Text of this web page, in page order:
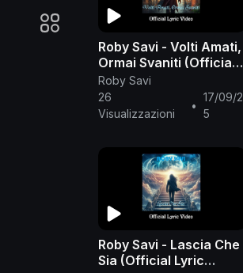
Roby Savi - Volti Amati,
Ormai Svaniti (Official
Lyric Video)
Roby Savi
26
Visualizzazioni
•
17/09/2
5
Roby Savi - Lascia Che
Sia (Official Lyric